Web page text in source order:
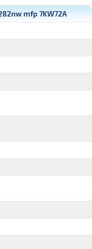
mfp 7KW72A